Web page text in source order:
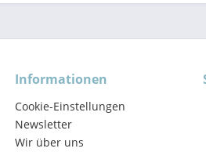
Informationen
Cookie-Einstellungen
Newsletter
Wir über uns